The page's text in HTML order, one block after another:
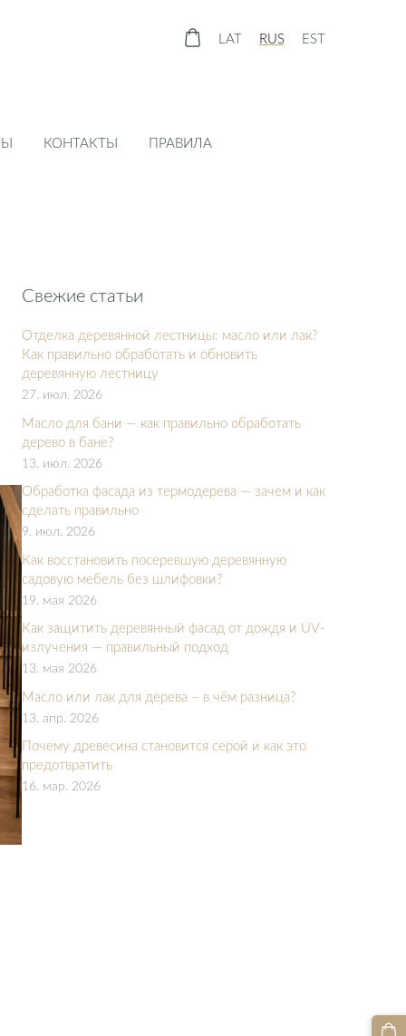
КОНТАКТЫ ПРАВИЛА
LAT RUS EST
Свежие статьи
Отделка деревянной лестницы: масло или лак?
Как правильно обработать и обновить
деревянную лестницу
27. июл. 2026
Масло для бани — как правильно обработать
дерево в бане?
13. июл. 2026
Обработка фасада из термодерева — зачем и как
сделать правильно
9. июл. 2026
Как восстановить посеревшую деревянную
садовую мебель без шлифовки?
19. мая 2026
Как защитить деревянный фасад от дождя и UV-
излучения — правильный подход
13. мая 2026
Масло или лак для дерева – в чём разница?
13. апр. 2026
Почему древесина становится серой и как это
предотвратить
16. мар. 2026